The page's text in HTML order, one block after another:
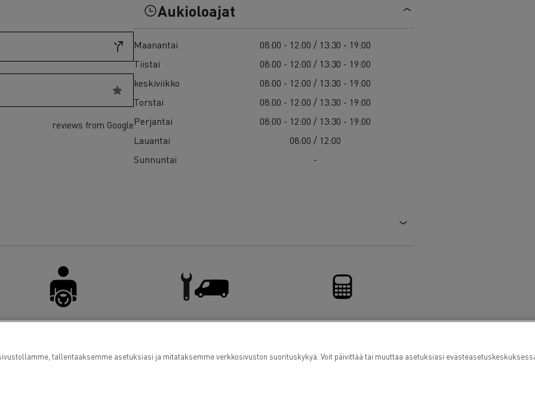
Sähkökuorma-auton rahoitus
Delanchy Group
Feldschlösschen - Carlsberg
reviews from Google
Aukioloajat
Maanantai
08:00 - 12:00 / 13:30 - 19:00
Tiistai
08:00 - 12:00 / 13:30 - 19:00
keskiviikko
08:00 - 12:00 / 13:30 - 19:00
Torstai
08:00 - 12:00 / 13:30 - 19:00
Perjantai
08:00 - 12:00 / 13:30 - 19:00
Lauantai
08:00 / 12:00
Sunnuntai
-
tallentaaksemme asetuksiasi ja mitataksemme verkkosivuston suorituskykyä. Voit päivittää tai muuttaa asetuksiasi